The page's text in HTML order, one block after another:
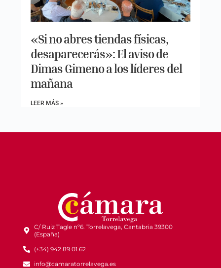
«Si no abres tiendas físicas,
desaparecerás»: El aviso de
Dimas Gimeno a los líderes del
mañana
LEER MÁS »
C/ Ruiz Tagle nº6. Torrelavega, Cantabria 39300
(España)
(+34) 942 89 01 62
info@camaratorrelavega.es